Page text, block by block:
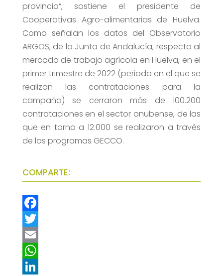
provincia”, sostiene el presidente de
Cooperativas Agro-alimentarias de Huelva.
Como señalan los datos del Observatorio
ARGOS, de la Junta de Andalucía, respecto al
mercado de trabajo agrícola en Huelva, en el
primer trimestre de 2022 (periodo en el que se
realizan las contrataciones para la
campaña) se cerraron más de 100.200
contrataciones en el sector onubense, de las
que en torno a 12.000 se realizaron a través
de los programas GECCO.
COMPARTE:
F
a
c
e
T
w
E
m
W